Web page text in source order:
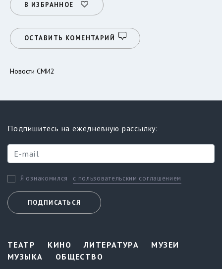
В ИЗБРАННОЕ
ОСТАВИТЬ КОМЕНТАРИЙ
Новости СМИ2
Подпишитесь на ежедневную рассылку:
Я ознакомился с пользовательским соглашением
ПОДПИСАТЬСЯ
ТЕАТР КИНО ЛИТЕРАТУРА
МУЗЕИ
МУЗЫКА
ОБЩЕСТВО